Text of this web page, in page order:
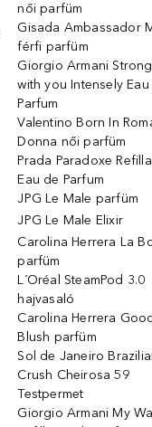
női parfüm
Gisada Ambassador
férfi parfüm
Giorgio Armani
with you Intensely Eau
Parfum
Valentino Born In
Donna női parfüm
Prada Paradoxe
Eau de Parfum
JPG Le Male parfüm
JPG Le Male Elixir
Carolina Herrera La
parfüm
L´Oréal SteamPod 3.0
hajvasaló
Carolina Herrera
Blush parfüm
Sol de Janeiro
Crush Cheirosa 59
Testpermet
Giorgio Armani My